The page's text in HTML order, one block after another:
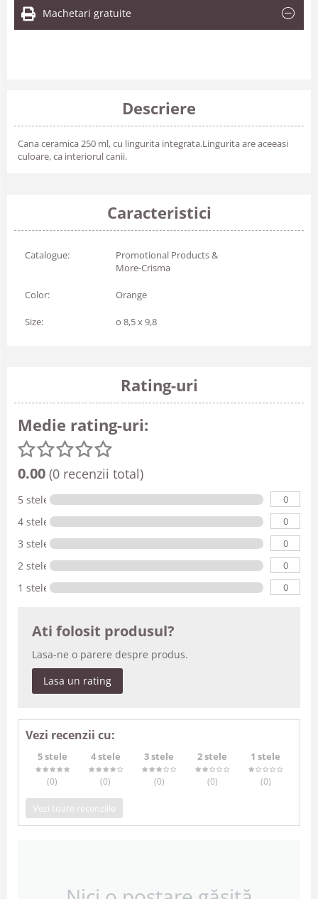
Machetari gratuite
Descriere
Cana ceramica 250 ml, cu lingurita integrata.Lingurita are aceeasi
culoare, ca interiorul canii.
Caracteristici
Catalogue:
Promotional Products &
More-Crisma
Color: Orange
Size: o 8,5 x 9,8
Rating-uri
Medie rating-uri:
0.00 (0 recenzii total)
5 stele 0
4 stele 0
3 stele 0
2 stele 0
1 stele 0
Ati folosit produsul?
Lasa-ne o parere despre produs.
Lasa un rating
Vezi recenzii cu:
5 stele
(0)
4 stele
(0)
3 stele
(0)
2 stele
(0)
1 stele
(0)
Vezi toate recenziile